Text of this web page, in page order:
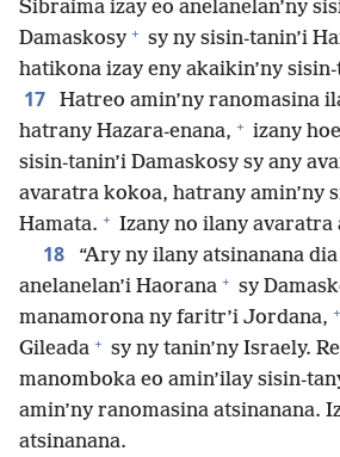
Sibraima izay eo anelanelan’ny
Damaskosy + sy ny sisin-tanin’i
hatikona izay eny akaikin’ny
17
Hatreo amin’ny ranomasina
hatrany Hazara-enana, + izany
sisin-tanin’i Damaskosy sy any
avaratra kokoa, hatrany amin’ny
Hamata. + Izany no ilany avaratra
18
“Ary ny ilany atsinanana
anelanelan’i Haorana + sy
manamorona ny faritr’i Jordana, +
Gileada + sy ny tanin’ny Israely.
manomboka eo amin’ilay sisin-
amin’ny ranomasina atsinanana.
atsinanana.